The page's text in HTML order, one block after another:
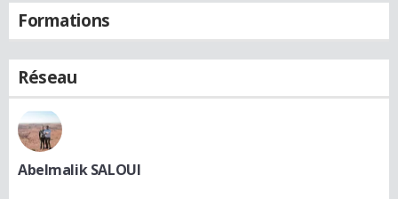
Formations
Réseau
Abelmalik SALOUI